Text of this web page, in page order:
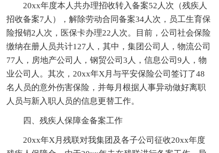
20xx年度本人共办理招收转入备案52人次（残疾人
招收备案7人），解除劳动合同备案34人次，员工生育保
险报销2人次，医保卡办理22人次。目前，公司社会保险
缴纳在册人员共计127人，其中，集团公司人，物流公司
77人，房地产公司人，钢贸公司3人，信息公司9人，物
业公司人。其次，20xx年X月与平安保险公司签订了48
名人员的意外伤害保险，并每月根据人事异动做好离职
人员与新入职人员的信息更替工作。
四、残疾人保障金备案工作
20xx年X月残联对我集团及各子公司征收20xx年度